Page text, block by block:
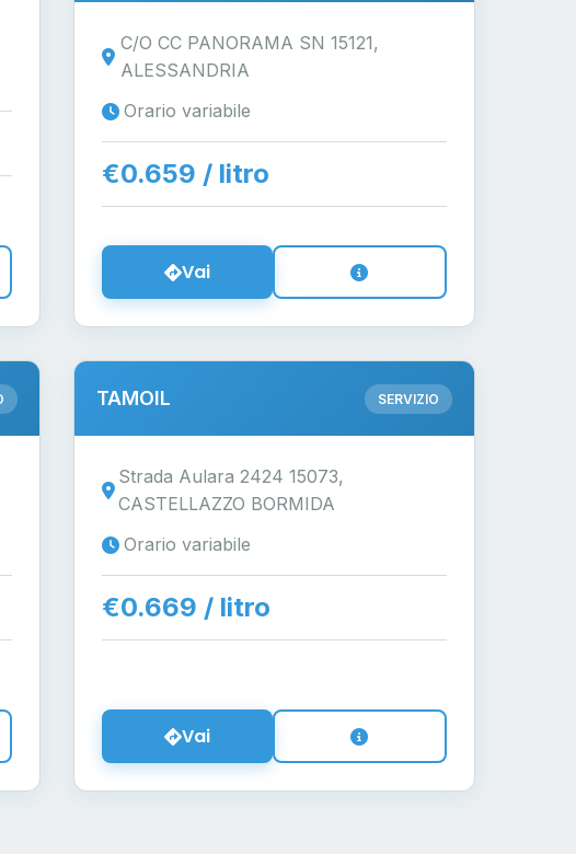
C/O CC PANORAMA SN 15121,
ALESSANDRIA
Orario variabile
€0.659 / litro
Vai
TAMOIL SERVIZIO
Strada Aulara 2424 15073,
CASTELLAZZO BORMIDA
Orario variabile
€0.669 / litro
Vai